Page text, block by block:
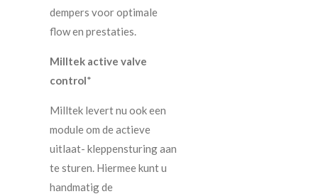
dempers voor optimale
flow en prestaties.
Milltek active valve
control*
Milltek levert nu ook een
module om de actieve
uitlaat- kleppensturing aan
te sturen. Hiermee kunt u
handmatig de